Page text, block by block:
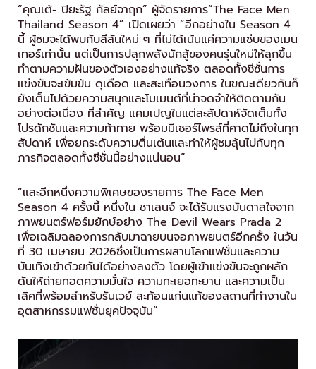
“คุณเต้- ปิยะรัฐ กัลย์จาฤก” ผู้จัดรายการ“The Face Men
Thailand Season 4” เปิดเผยว่า “อีกอย่างใน Season 4
นี้ ผู้ชมจะได้พบกับสีสันใหม่ ๆ ที่ไม่ได้เน้นแค่ความแซ่บของเมน
เทอร์เท่านั้น แต่เป็นการปลุกพลังนักสู้ของคนรุ่นใหม่ให้ลุกขึ้น
ทำตามความฝันของตัวเองอย่างแท้จริง ตลอดทั้งซีซั่นการ
แข่งขันจะเข้มข้น ดุเดือด และสะเทือนวงการ ในขณะเดียวกันก็
ยังเต็มไปด้วยความสนุกและโมเมนต์ที่น่าจดจำให้ติดตามกัน
อย่างต่อเนื่อง ที่สำคัญ แคมเปญในแต่ละสัปดาห์จัดเต็มทั้ง
โปรดักชันและความท้าทาย พร้อมมีเซอร์ไพรส์ที่คาดไม่ถึงในทุก
สัปดาห์ เพื่อยกระดับความตื่นเต้นและทำให้ผู้ชมลุ้นไปกับทุก
ภารกิจตลอดทั้งซีซั่นนี้อย่างแน่นอน”
“และอีกหนึ่งความพิเศษของรายการ The Face Men
Season 4 ครั้งนี้ หนึ่งใน ชาเลนจ์ จะได้รับแรงบันดาลใจจาก
ภาพยนตร์ฟอร์มยักษ์อย่าง The Devil Wears Prada 2
เพื่อเฉลิมฉลองการกลับมาฉายบนจอภาพยนตร์อีกครั้ง ในวัน
ที่ 30 เมษายน 2026ซึ่งเป็นการผสานโลกแฟชั่นและความ
บันเทิงเข้าด้วยกันได้อย่างลงตัว โดยผู้เข้าแข่งขันจะถูกผลัก
ดันให้ถ่ายทอดความมั่นใจ ความทะเยอทะยาน และความเป็น
เลิศที่พร้อมสำหรับรันเวย์ สะท้อนแก่นแท้ของสถานที่ทำงานใน
อุตสาหกรรมแฟชั่นยุคปัจจุบัน”